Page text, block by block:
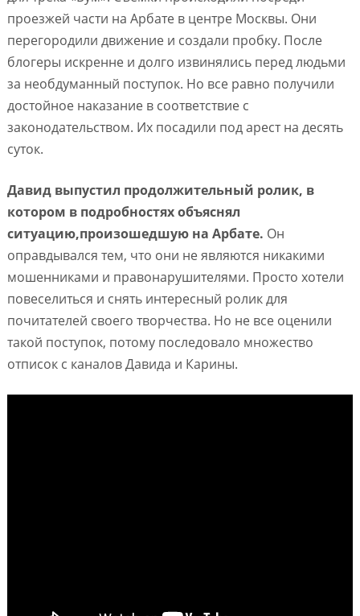
проезжей части на Арбате в центре Москвы. Они
перегородили движение и создали пробку. После
блогеры искренне и долго извинялись перед людьми
за необдуманный поступок. Но все равно получили
достойное наказание в соответствие с
законодательством. Их посадили под арест на десять
суток.
Давид выпустил продолжительный ролик, в
котором в подробностях объяснял
ситуацию,произошедшую на Арбате. Он
оправдывался тем, что они не являются никакими
мошенниками и правонарушителями. Просто хотели
повеселиться и снять интересный ролик для
почитателей своего творчества. Но не все оценили
такой поступок, потому последовало множество
отписок с каналов Давида и Карины.